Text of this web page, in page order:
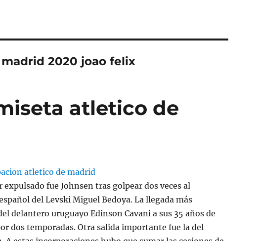
2020 joao felix
atletico de
expulsado fue Johnsen tras golpear dos veces al
del Levski Miguel Bedoya. La llegada más
delantero uruguayo Edinson Cavani a sus 35 años de
dos temporadas. Otra salida importante fue la del